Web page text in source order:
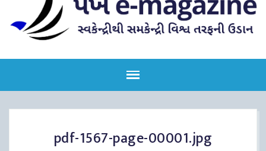
pdf-1567-page-00001.jpg